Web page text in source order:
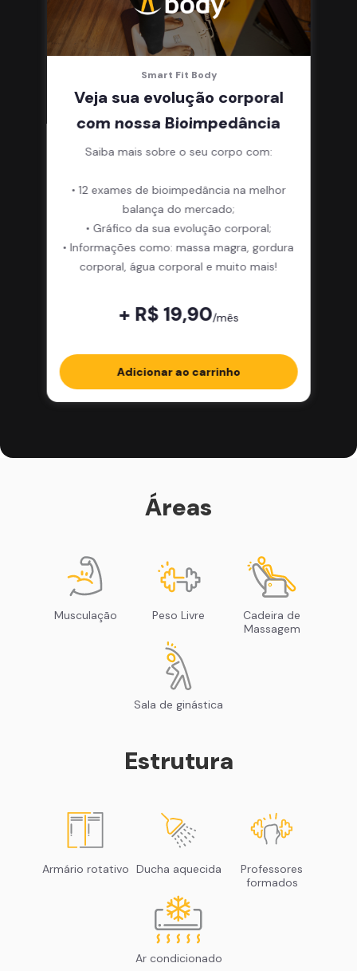
Smart Fit Body
Veja sua evolução corporal
com nossa Bioimpedância
Saiba mais sobre o seu corpo com:
• 12 exames de bioimpedância na melhor
balança do mercado;
• Gráfico da sua evolução corporal;
• Informações como: massa magra, gordura
corporal, água corporal e muito mais!
+ R$ 19,90/mês
Adicionar ao carrinho
Áreas
Musculação Peso Livre
Cadeira de
Massagem
Sala de ginástica
Estrutura
Armário rotativo Ducha aquecida
Professores
formados
Ar condicionado